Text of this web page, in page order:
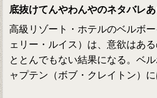
底抜けてんやわんやのネタバレ
高級リゾート・ホテルのベルボ
ェリー・ルイス）は、意欲はあ
ととんでもない結果になる。ベ
ャプテン（ボブ・クレイトン）